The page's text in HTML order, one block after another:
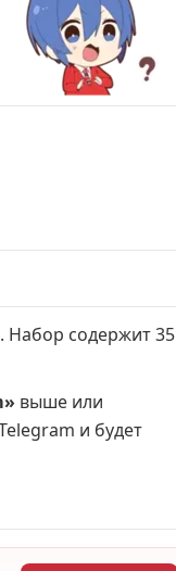
Набор содержит 35
выше или
и будет